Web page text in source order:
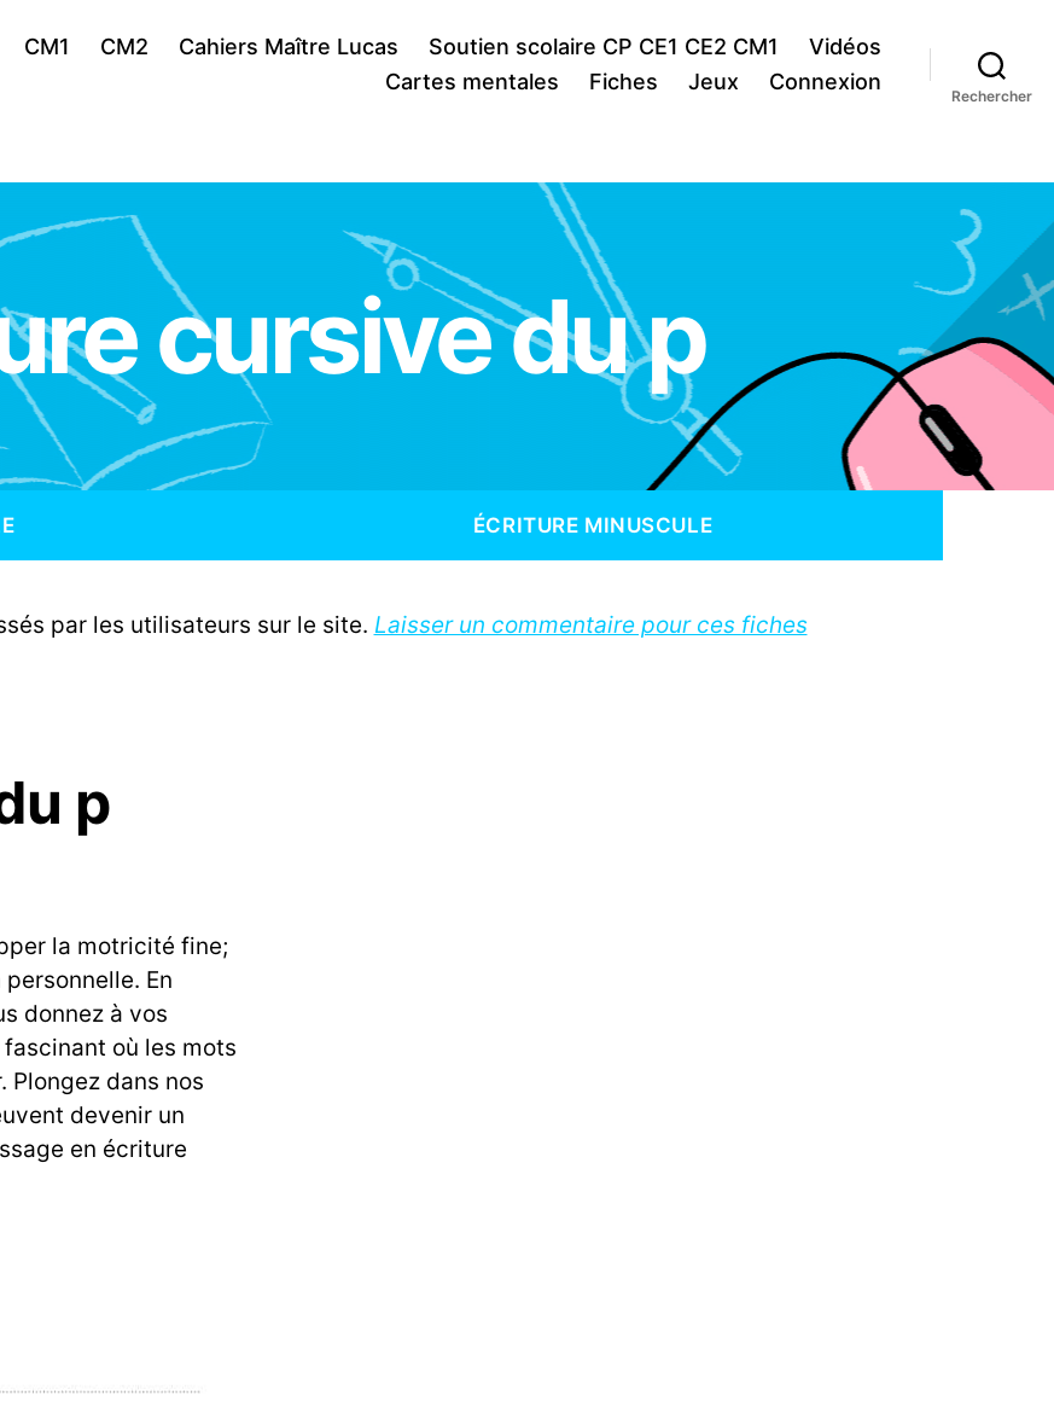
CM1 CM2 Cahiers Maître Lucas Soutien scolaire CP CE1 CE2 CM1
Vidéos
Cartes mentales
Fiches Jeux Connexion
Rechercher
cursive du p
ÉCRITURE MINUSCULE
par les utilisateurs sur le site. Laisser un commentaire pour ces fiches
p
la motricité fine;
En
donnez à vos
où les mots
Plongez dans nos
devenir un
en écriture